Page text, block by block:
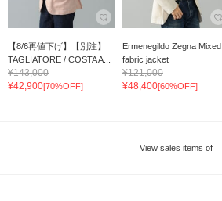
【8/6再値下げ】【別注】
TAGLIATORE / COSTA A...
¥143,000
¥42,900[70%OFF]
Ermenegildo Zegna Mixed
fabric jacket
¥121,000
¥48,400[60%OFF]
View sales items of